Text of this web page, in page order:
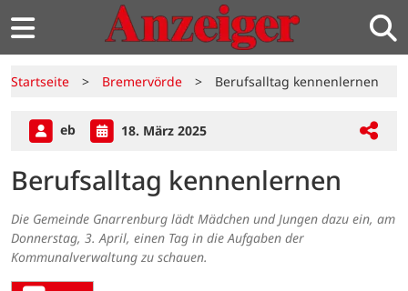
Startseite > Bremervörde > Berufsalltag kennenlernen
eb 18. März 2025
Berufsalltag kennenlernen
Die Gemeinde Gnarrenburg lädt Mädchen und Jungen dazu ein, am
Donnerstag, 3. April, einen Tag in die Aufgaben der
Kommunalverwaltung zu schauen.